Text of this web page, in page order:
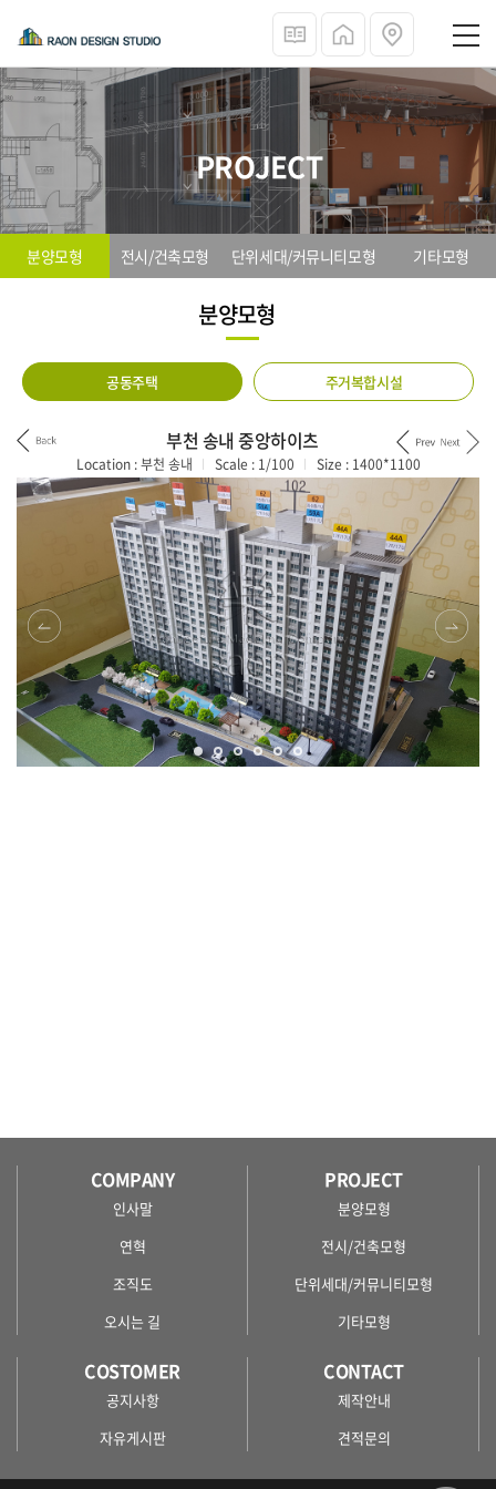
PROJECT
분양모형 전시/건축모형 단위세대/커뮤니티모형 기타모형
분양모형
공동주택 주거복합시설
부천 송내 중앙하이츠
Location :부천 송내 Scale :1/100 Size :1400*1100
COMPANY
인사말
연혁
조직도
오시는 길
PROJECT
분양모형
전시/건축모형
단위세대/커뮤니티모형
기타모형
COSTOMER
공지사항
자유게시판
CONTACT
제작안내
견적문의